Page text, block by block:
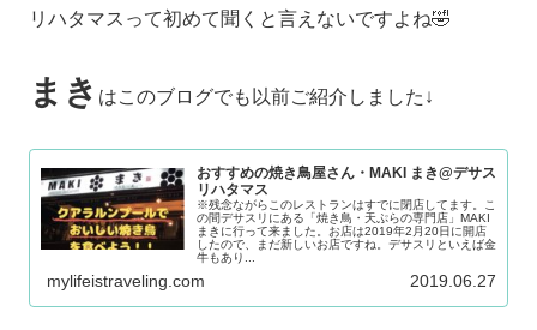
リハタマスって初めて聞くと言えないですよね🤣
まき はこのブログでも以前ご紹介しました↓
おすすめの焼き鳥屋さん・MAKI まき@デサス
リハタマス
※残念ながらこのレストランはすでに閉店してます。こ
の間デサスリにある「焼き鳥・天ぷらの専門店」MAKI
まきに行って来ました。お店は2019年2月20日に開店
したので、まだ新しいお店ですね。デサスリといえば金
牛もあり...
mylifeistraveling.com 2019.06.27